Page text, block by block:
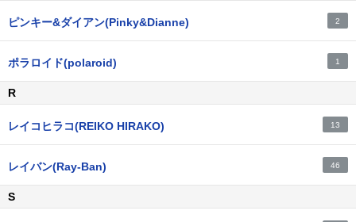
ピンキー&ダイアン(Pinky&Dianne) 2
ポラロイド(polaroid) 1
R
レイコヒラコ(REIKO HIRAKO) 13
レイバン(Ray-Ban) 46
S